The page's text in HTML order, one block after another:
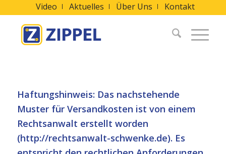
Video Aktuelles Über Uns Kontakt
Haftungshinweis: Das nachstehende
Muster für Versandkosten ist von einem
Rechtsanwalt erstellt worden
(http://rechtsanwalt-schwenke.de). Es